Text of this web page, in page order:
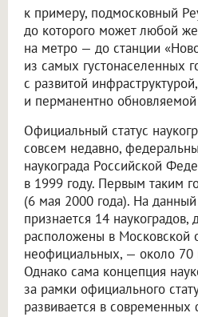
к примеру, подмосковный
до которого может любой
на метро — до станции
из самых густонаселенных
с развитой
и перманентно
Официальный статус
совсем недавно,
наукограда Российской
в 1999 году. Первым таким
(6 мая 2000 года). На
признается 14 наукоградов,
расположены в Московской
неофициальных, — около 70
Однако сама концепция
за рамки официального
развивается в современных